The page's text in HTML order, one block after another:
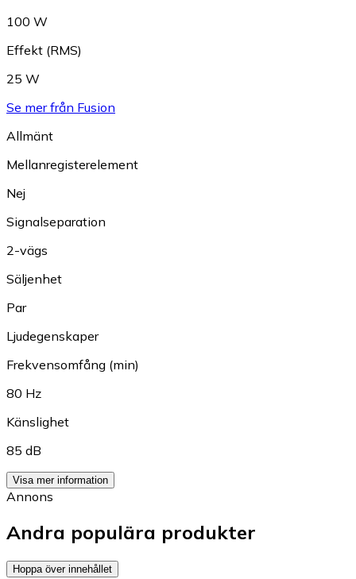
100 W
Effekt (RMS)
25 W
Se mer från Fusion
Allmänt
Mellanregisterelement
Nej
Signalseparation
2-vägs
Säljenhet
Par
Ljudegenskaper
Frekvensomfång (min)
80 Hz
Känslighet
85 dB
Visa mer information
Annons
Andra populära produkter
Hoppa över innehållet